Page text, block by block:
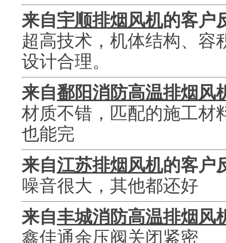
来自宇顺排烟风机的客户
超高技术，机体结构、容
设计合理。
来自鄱阳消防高温排烟风
材质不错，匹配的施工材
也能完
来自江苏排烟风机的客户
噪音很大，其他都还好
来自丰城消防高温排烟风
鑫佳通余压阀关闭紧密